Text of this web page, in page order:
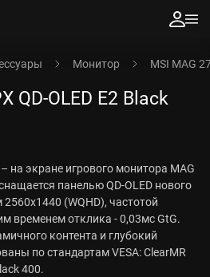
Монитор MSI MAG
QD-OLED E2 Black
на экране игрового монитора MAG
панелью QD-OLED нового
(WQHD), частотой
временем отклика - 0,03мс GtG.
контента и глубокий
по стандартам VESA: ClearMR
400.